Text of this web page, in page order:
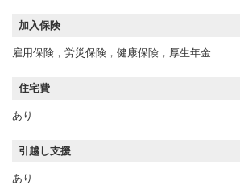
加入保険
雇用保険，労災保険，健康保険，厚生年金
住宅費
あり
引越し支援
あり